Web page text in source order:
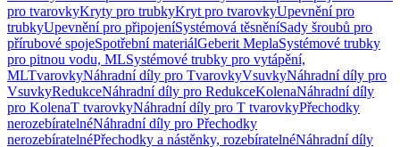
pro tvarovkyKryty pro trubkyKryt pro tvarovkyUpevnění pro
trubkyUpevnění pro připojeníSystémová těsněníSady šroubů pro
přírubové spojeSpotřební materiálGeberit MeplaSystémové trubky
pro pitnou vodu, MLSystémové trubky pro vytápění,
MLTvarovkyNáhradní díly pro TvarovkyVsuvkyNáhradní díly pro
VsuvkyRedukceNáhradní díly pro RedukceKolenaNáhradní díly
pro KolenaT tvarovkyNáhradní díly pro T tvarovkyPřechodky
nerozebíratelnéNáhradní díly pro Přechodky
nerozebíratelnéPřechodky a nástěnky, rozebíratelnéNáhradní díly